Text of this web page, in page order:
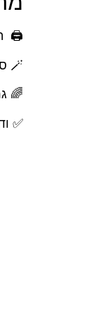
🖨️
🪄 סיפור משעשע על יויו הקוסם
🌈
✅